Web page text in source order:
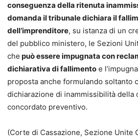
conseguenza della ritenuta
domanda il tribunale dichiara il
dell’imprenditore, su istanza di un
del pubblico ministero, le Sezioni
che può essere impugnata con
dichiarativa di fallimento e
proposta anche formulando soltanto
dichiarazione di inammissibilità della
concordato preventivo.
(Corte di Cassazione, Sezione Unite